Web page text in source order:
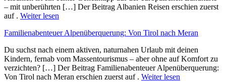
– mit unberührten […] Der Beitrag Albanien Reisen erschien zuerst
auf . Weiter lesen
Familienabenteuer Alpenüberquerung: Von Tirol nach Meran
Du suchst nach einem aktiven, naturnahen Urlaub mit deinen
Kindern, fernab vom Massentourismus – aber ohne auf Komfort zu
verzichten? […] Der Beitrag Familienabenteuer Alpenüberquerung:
Von Tirol nach Meran erschien zuerst auf . Weiter lesen